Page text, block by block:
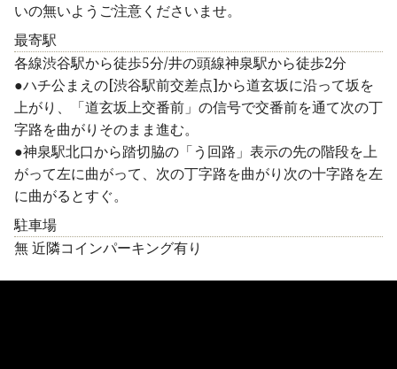
いの無いようご注意くださいませ。
最寄駅
各線渋谷駅から徒歩5分/井の頭線神泉駅から徒歩2分
●ハチ公まえの[渋谷駅前交差点]から道玄坂に沿って坂を
上がり、「道玄坂上交番前」の信号で交番前を通て次の丁
字路を曲がりそのまま進む。
●神泉駅北口から踏切脇の「う回路」表示の先の階段を上
がって左に曲がって、次の丁字路を曲がり次の十字路を左
に曲がるとすぐ。
駐車場
無 近隣コインパーキング有り